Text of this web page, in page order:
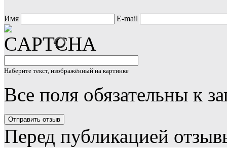
Имя E-mail
Наберите текст, изображённый на картинке
Все поля обязательны к
Перед публикацией